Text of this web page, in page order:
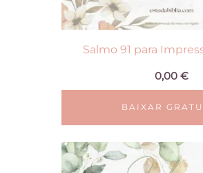
Salmo 91 para
0,00€
BAIXAR